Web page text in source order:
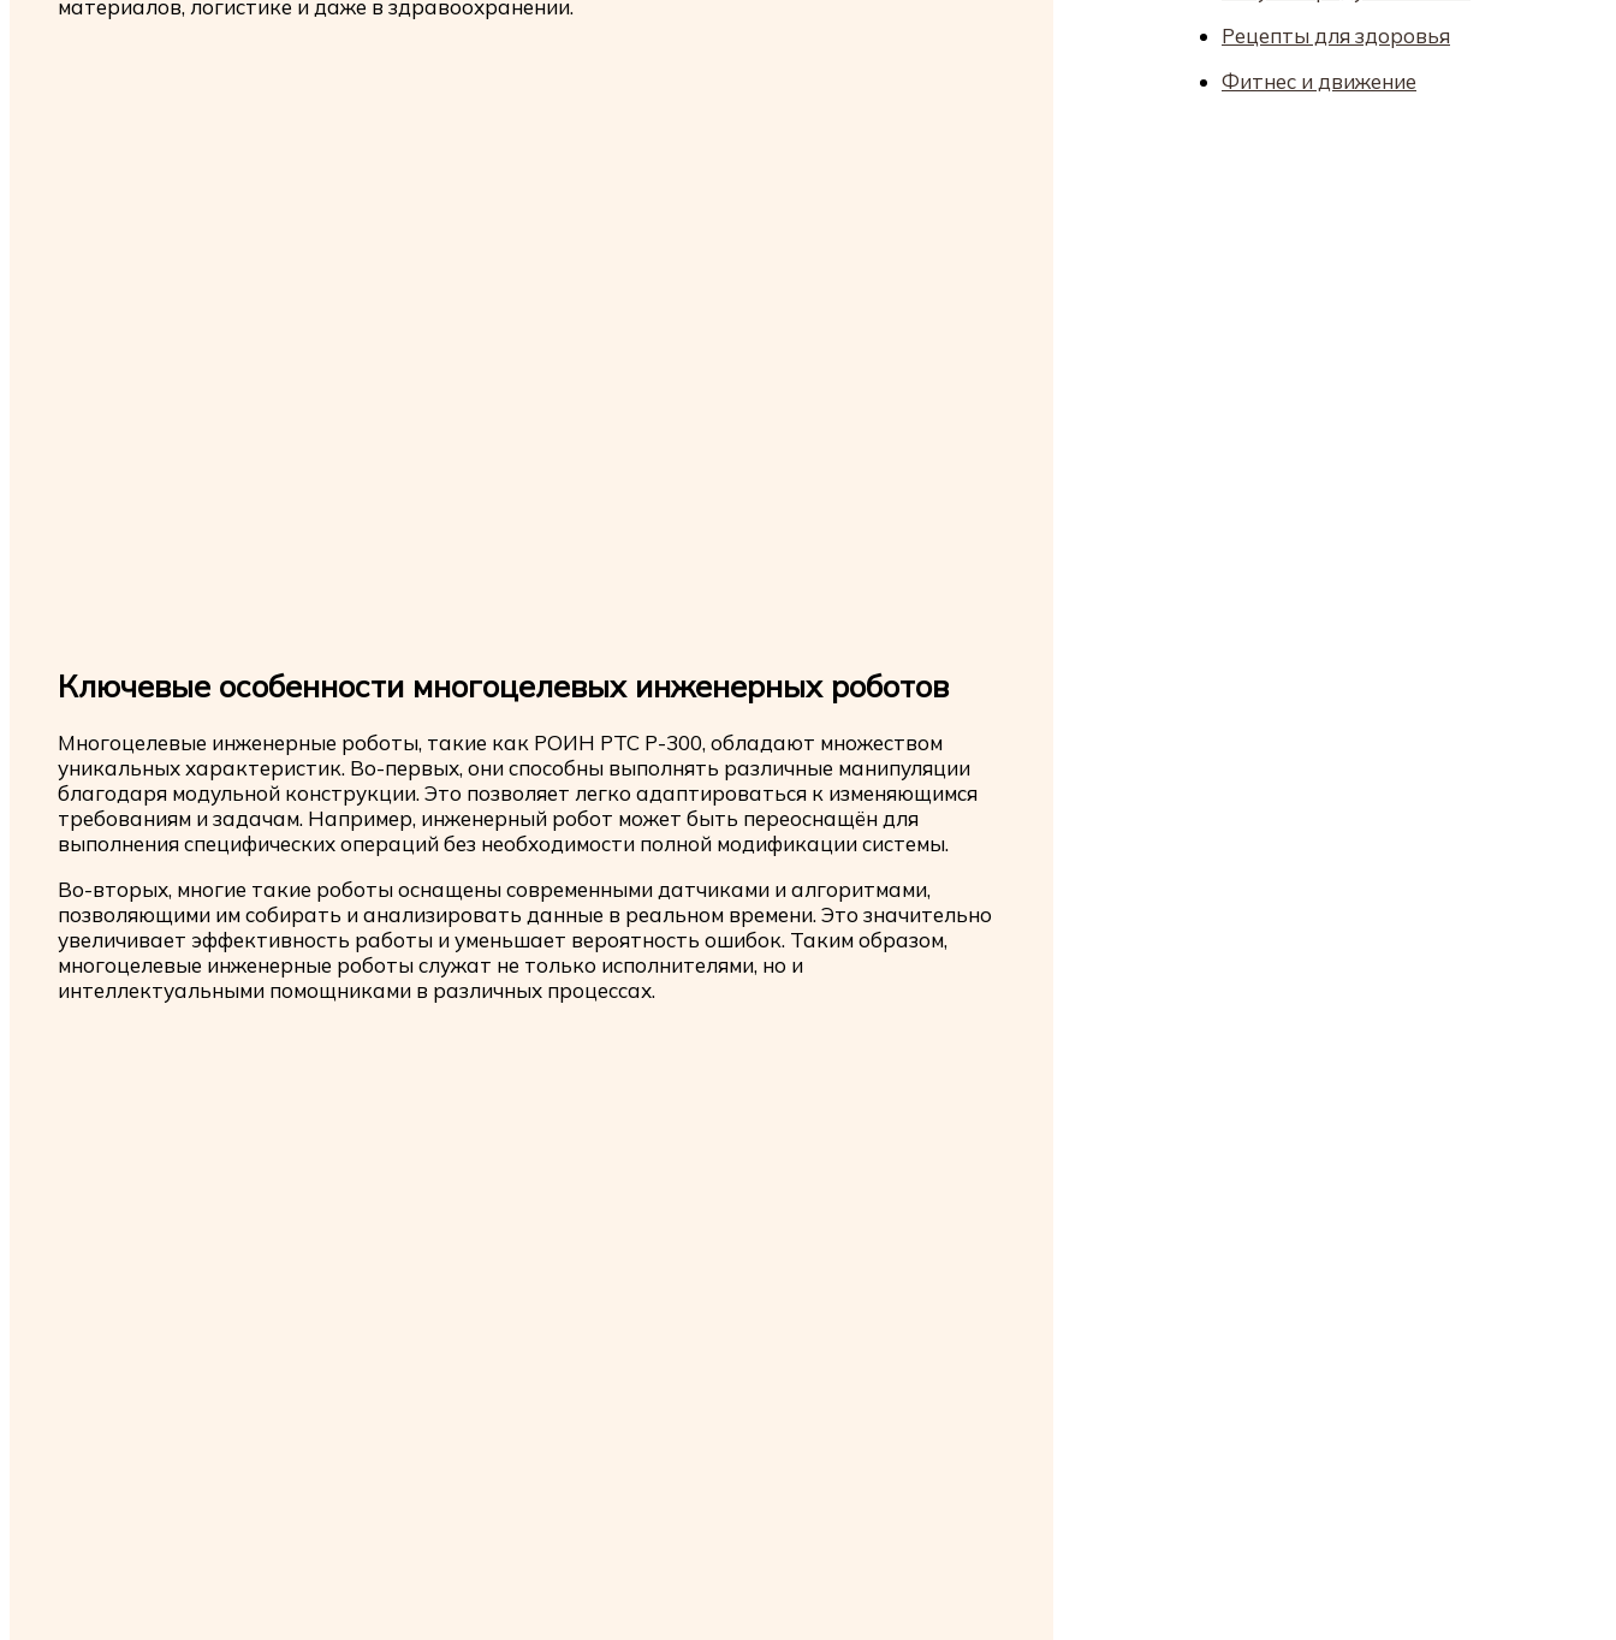
материалов, логистике и даже в здравоохранении.
Ключевые особенности многоцелевых инженерных роботов
Многоцелевые инженерные роботы, такие как РОИН РТС Р-300, обладают множеством
уникальных характеристик. Во-первых, они способны выполнять различные манипуляции
благодаря модульной конструкции. Это позволяет легко адаптироваться к изменяющимся
требованиям и задачам. Например, инженерный робот может быть переоснащён для
выполнения специфических операций без необходимости полной модификации системы.
Во-вторых, многие такие роботы оснащены современными датчиками и алгоритмами,
позволяющими им собирать и анализировать данные в реальном времени. Это значительно
увеличивает эффективность работы и уменьшает вероятность ошибок. Таким образом,
многоцелевые инженерные роботы служат не только исполнителями, но и
интеллектуальными помощниками в различных процессах.
Рецепты для здоровья
Фитнес и движение